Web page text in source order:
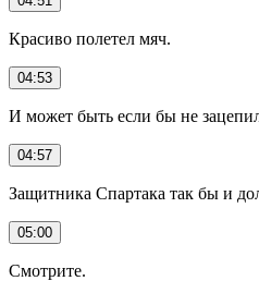
Красиво полетел мяч.
04:53
И может быть если бы не
04:57
Защитника Спартака так бы и
05:00
Смотрите.